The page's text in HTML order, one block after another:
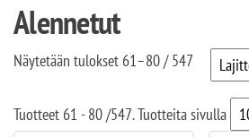
Alennetut
Näytetään tulokset 61–80 / 547
Tuotteet 61 - 80/547. Tuotteita sivulla